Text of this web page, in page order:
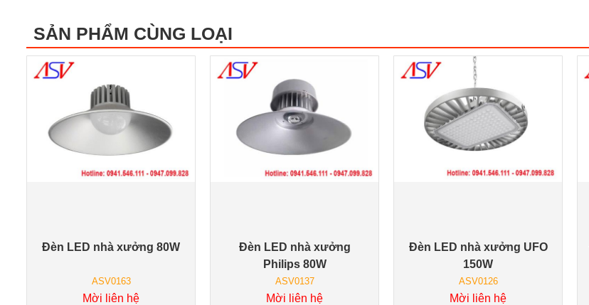
SẢN PHẨM CÙNG LOẠI
Giỏ hàng
Đèn LED nhà xưởng 80W
ASV0163
Mời liên hệ
Giỏ hàng
Đèn LED nhà xưởng
Philips 80W
ASV0137
Mời liên hệ
Giỏ hàng
Đèn LED nhà xưởng UFO
150W
ASV0126
Mời liên hệ